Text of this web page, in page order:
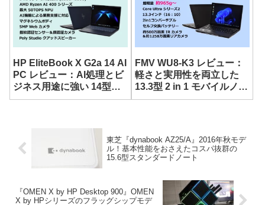
HP EliteBook X G2a 14 AI
PC レビュー：AI処理とビ
ジネス用途に強い 14型モ
バイルノート
FMV WU8-K3 レビュー：
軽さと実用性を両立した
13.3型 2 in 1 モバイルノー
ト
東芝『dynabook AZ25/A』2016年秋モデ
ル！基本性能をおさえたコスパ抜群の
15.6型スタンダードノート
『OMEN X by HP Desktop 900』OMEN
X by HPシリーズのフラッグシップモデ